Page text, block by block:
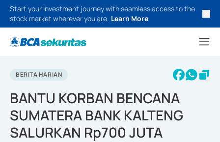
Start your investment journey with seamless access to the
stock market wherever you are. Learn More
BERITA HARIAN
BANTU KORBAN BENCANA
SUMATERA BANK KALTENG
SALURKAN Rp700 JUTA